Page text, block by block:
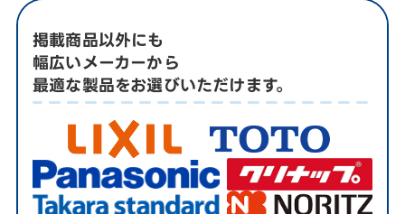
掲載商品以外にも
幅広いメーカーから
最適な製品をお選びいただけます。